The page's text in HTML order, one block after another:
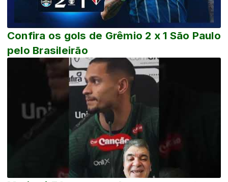
Confira os gols de Grêmio 2 x 1 São Paulo
pelo Brasileirão